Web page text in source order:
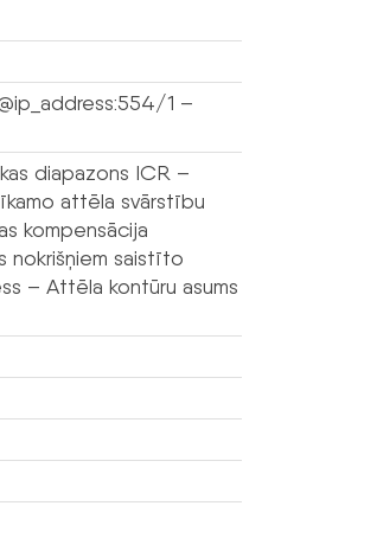
1 –
diapazons ICR –
attēla svārstību
kompensācija
nokrišņiem saistīto
– Attēla kontūru asums